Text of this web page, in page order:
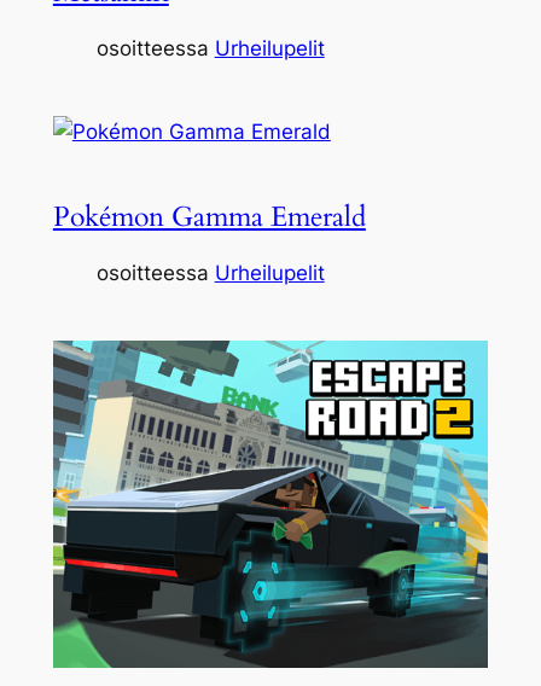
osoitteessa Urheilupelit
Pokémon Gamma Emerald
osoitteessa Urheilupelit